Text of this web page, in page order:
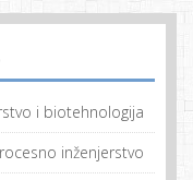
i biotehnologija
inženjerstvo